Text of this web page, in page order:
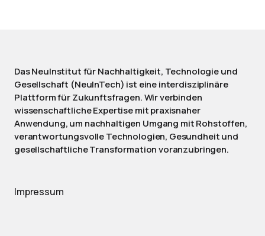
Das NeuInstitut für Nachhaltigkeit, Technologie und
Gesellschaft (NeuInTech) ist eine interdisziplinäre
Plattform für Zukunftsfragen. Wir verbinden
wissenschaftliche Expertise mit praxisnaher
Anwendung, um nachhaltigen Umgang mit Rohstoffen,
verantwortungsvolle Technologien, Gesundheit und
gesellschaftliche Transformation voranzubringen.
Impressum